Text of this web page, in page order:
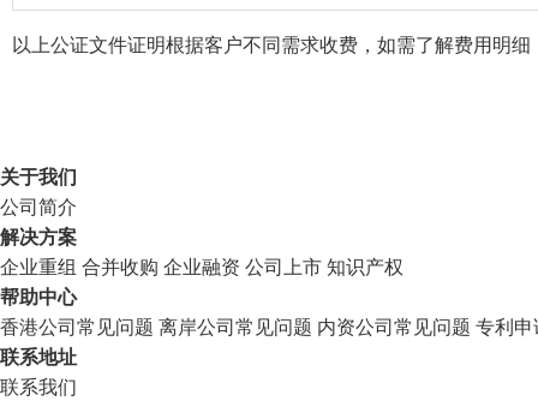
以上公证文件证明根据客户不同需求收费，如需了解费用明
关于我们
公司简介
解决方案
企业重组 合并收购 企业融资 公司上市知识产权
帮助中心
香港公司常见问题 离岸公司常见问题 内资公司常见问题 专利
联系地址
联系我们